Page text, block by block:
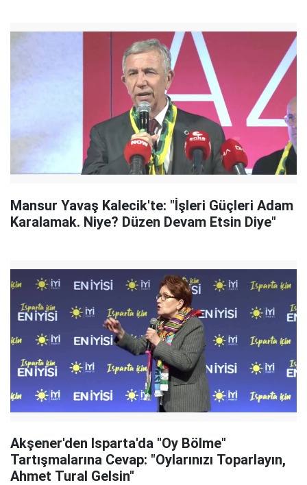
Mansur Yavaş Kalecik'te: "İşleri Güçleri Adam
Karalamak. Niye? Düzen Devam Etsin Diye"
Akşener'den Isparta'da "Oy Bölme"
Tartışmalarına Cevap: "Oylarınızı Toparlayın,
Ahmet Tural Gelsin"